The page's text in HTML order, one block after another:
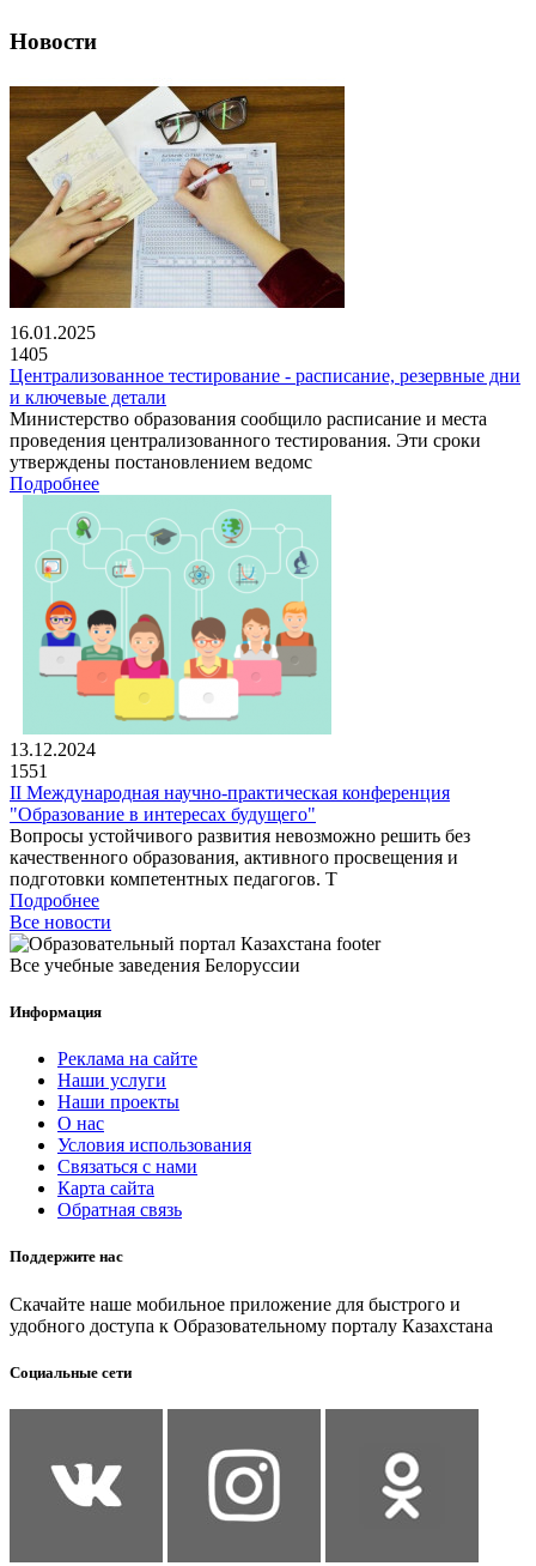
Новости
16.01.2025
1405
Централизованное тестирование - расписание, резервные дни
и ключевые детали
Министерство образования сообщило расписание и места
проведения централизованного тестирования. Эти сроки
утверждены постановлением ведомс
Подробнее
13.12.2024
1551
II Международная научно-практическая конференция
"Образование в интересах будущего"
Вопросы устойчивого развития невозможно решить без
качественного образования, активного просвещения и
подготовки компетентных педагогов. Т
Подробнее
Все новости
Все учебные заведения Белоруссии
Информация
Реклама на сайте
Наши услуги
Наши проекты
О нас
Условия использования
Связаться с нами
Карта сайта
Обратная связь
Поддержите нас
Скачайте наше мобильное приложение для быстрого и
удобного доступа к Образовательному порталу Казахстана
Социальные сети